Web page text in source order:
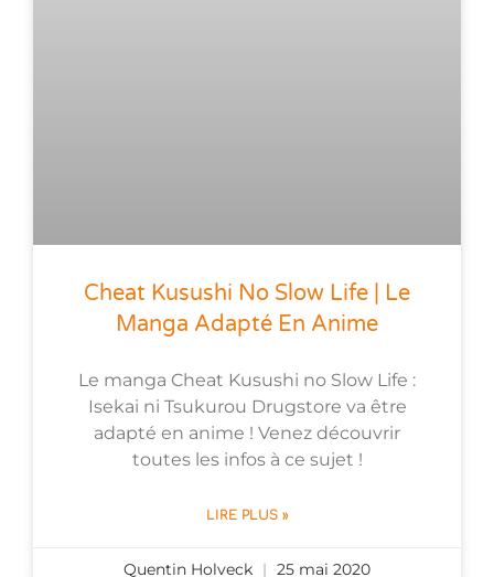
Cheat Kusushi No Slow Life | Le
Manga Adapté En Anime
Le manga Cheat Kusushi no Slow Life :
Isekai ni Tsukurou Drugstore va être
adapté en anime ! Venez découvrir
toutes les infos à ce sujet !
LIRE PLUS »
Quentin Holveck 25 mai 2020